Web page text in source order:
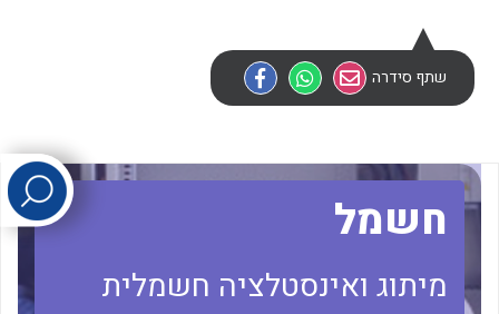
לכל מוצרי היצרן
לכל מוצרי היצרן לכל מוצרי היצרן
שתף סידרה
חשמל
מיתוג ואינסטלציה חשמלית